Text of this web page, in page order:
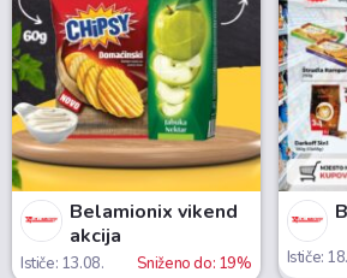
Belamionix vikend
akcija
Ističe: 13.08. Sniženo do: 19% Ističe: